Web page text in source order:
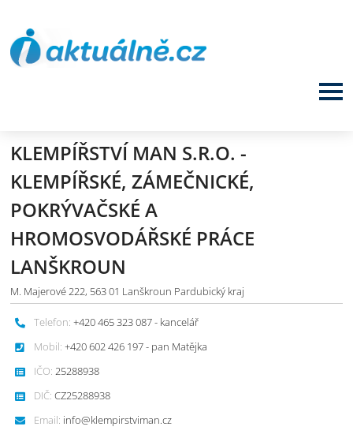
KLEMPÍŘSTVÍ MAN S.R.O. -
KLEMPÍŘSKÉ, ZÁMEČNICKÉ,
POKRÝVAČSKÉ A
HROMOSVODÁŘSKÉ PRÁCE
LANŠKROUN
M. Majerové 222, 563 01 Lanškroun Pardubický kraj
Telefon: +420 465 323 087 - kancelář
Mobil: +420 602 426 197 - pan Matějka
IČO: 25288938
DIČ: CZ25288938
Email: info@klempirstviman.cz